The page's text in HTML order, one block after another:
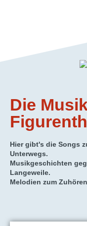
Die
Hier gibt's die Songs
Unterwegs.
Musikgeschichten
Langeweile.
Melodien zum